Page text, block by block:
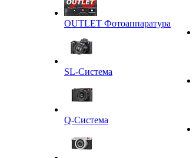
OUTLET Фотоаппаратура
SL-Система
Q-Cистема